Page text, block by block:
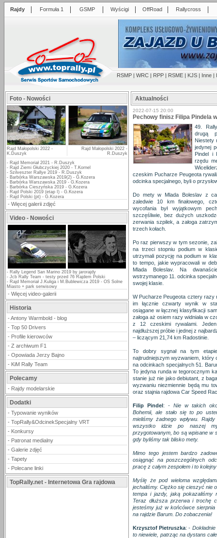
Rajdy | Formuła 1 | GSMP | Wyścigi | OffRoad | Rallycross |
RSMP | WRC | RPP | RSME | KJS | Inne |
Foto - Nowości
Rajd Małopolski 2022 -
K.Duszyk
Rajd Małopolski 2022 -
R.Duszyk
- Rajd Memoriał 2021 - R.Duszyk
- Rajd Ziemi Głubczyckiej 2020 - T.Kornel
- Szilveszter Rallye 2019 - R.Duszyk
- Barbórka Warszawska 2019(2) - G.Kozera
- Barbórka Warszawska 2019 - G.Kozera
- Barbórka Cieszyńska 2019 - G.Kozera
- Rajd Polski 2019 (etap I) - G.Kozera
- Rajd Polski (pt) - G.Kozera
- Więcej galerii zdjęć
Video - Nowości
- Rally Legend San Marino 2019 by jarorajdy
- Jcb Rally Team - testy przed 76 Rajdem Polski
- Rajd Memoriał J.Kuliga i M.Bublewicza 2019 - OS Solne
Miasto + park serwisowy
- Więcej video-galerii
Historia
- Antony Warmbold - blog
- Top 50 Drivers
- Profile kierowców
- Z archiwum F1
- Opowiada Jerzy Bajno
- KiM Rally Team
Polecamy
- Rajdy modelarskie
Dodatki
- Typowanie wyników
- TopRally&OdcinekSpecjalny VRT
- Konkursy
- Patronat medialny
- Galerie zdjęć
- Tapety
- Polecane linki
TopRally.net - Internetowa Gra rajdowa
Aktualności
2022-07-15 20:00
Pechowy finisz Filipa Pindela
49.
drugą
Niestety
jedynej
Pindel i
rzędu
czeskim Pucharze Peugeota
odcinka specjalnego, byli o
Do mety w Mlada Boleslav z
zaledwie 10 km finałowego,
wycofania był wyjątkowym
szczęśliwie, bez dużych
zerwania szpilek, a załoga
trzech kołach.
Po raz pierwszy w tym sezonie,
na trzeci stopniu podium w
utrzymali pozycję na podium w
to tempo, jakie wypracowali w
Mlada Boleslav. Na
wstrzymanego 11. odcinka
swojej klasie.
W Pucharze Peugeota cztery razy
im łącznie czwarty wynik w
osiągane w łącznej klasyfikacji
załoga aż osiem razy widniała w
z 12 czeskimi rywalami.
najdłuższej próbie i jednej z
– liczącym 21,74 km Radostinie.
To dobry sygnał na tym
najtrudniejszym wyzwaniem, który
na odcinkach specjalnych 51.
To jedyna runda w tegorocznym
stanie już nie jako debiutant, z
wyzwaniu niezmiennie będą mu
oraz stajnia rajdowa Car Speed
Filip Pindel: - Nie w takich
Bohemii, ale stało się to po
mieliśmy żadnego wpływu.
wszystko idzie po naszej
przygotowanym, bo są wpisane w
gdy byliśmy tak blisko mety.
Mimo tego jestem bardzo
osiągnąć na poszczególnych
pracę z całym zespołem i to
Myślę że pod wieloma
jechaliśmy. Ciężko się cieszyć nie
tempa i jazdy, jaką pokazaliśmy
Teraz dłuższa przerwa i trochę
jesteśmy już w końcówce
na rajdzie Barum. Do zobaczenia!
Krzysztof Pietruszka: -
to niewiele, patrząc na dystans